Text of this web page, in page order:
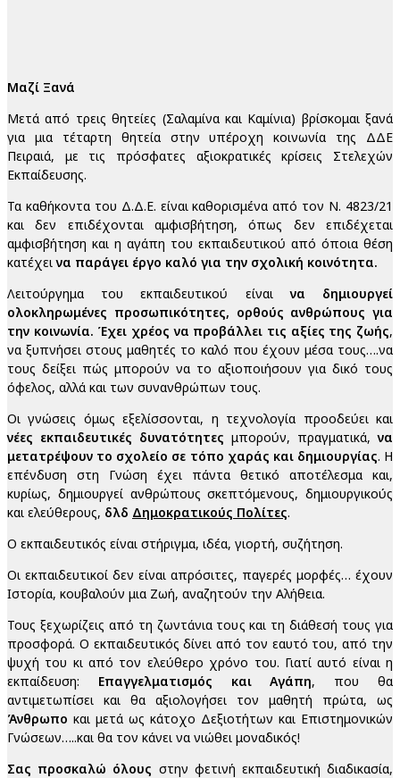
Μαζί Ξανά
Μετά από τρεις θητείες (Σαλαμίνα και Καμίνια) βρίσκομαι ξανά
για μια τέταρτη θητεία στην υπέροχη κοινωνία της ΔΔΕ
Πειραιά, με τις πρόσφατες αξιοκρατικές κρίσεις Στελεχών
Εκπαίδευσης.
Τα καθήκοντα του Δ.Δ.Ε. είναι καθορισμένα από τον Ν. 4823/21
και δεν επιδέχονται αμφισβήτηση, όπως δεν επιδέχεται
αμφισβήτηση και η αγάπη του εκπαιδευτικού από όποια θέση
κατέχεινα παράγει έργο καλό για την σχολική κοινότητα.
Λειτούργημα του εκπαιδευτικού είναινα δημιουργεί
ολοκληρωμένες προσωπικότητες, ορθούς ανθρώπους για
την κοινωνία. Έχει χρέος να προβάλλει τις αξίες της ζωής,
να ξυπνήσει στους μαθητές το καλό που έχουν μέσα τους….να
τους δείξει πώς μπορούν να το αξιοποιήσουν για δικό τους
όφελος, αλλά και των συνανθρώπων τους.
Οι γνώσεις όμως εξελίσσονται, η τεχνολογία προοδεύει και
νέες εκπαιδευτικές δυνατότητες μπορούν, πραγματικά,να
μετατρέψουν το σχολείο σε τόπο χαράς και δημιουργίας. Η
επένδυση στη Γνώση έχει πάντα θετικό αποτέλεσμα και,
κυρίως, δημιουργεί ανθρώπους σκεπτόμενους, δημιουργικούς
και ελεύθερους, δλδ Δημοκρατικούς Πολίτες.
Ο εκπαιδευτικός είναι στήριγμα, ιδέα, γιορτή, συζήτηση.
Οι εκπαιδευτικοί δεν είναι απρόσιτες, παγερές μορφές… έχουν
Ιστορία, κουβαλούν μια Ζωή, αναζητούν την Αλήθεια.
Τους ξεχωρίζεις από τη ζωντάνια τους και τη διάθεσή τους για
προσφορά. Ο εκπαιδευτικός δίνει από τον εαυτό του, από την
ψυχή του κι από τον ελεύθερο χρόνο του. Γιατί αυτό είναι η
εκπαίδευση: Επαγγελματισμός και Αγάπη, που θα
αντιμετωπίσει και θα αξιολογήσει τον μαθητή πρώτα, ως
Άνθρωπο και μετά ως κάτοχο Δεξιοτήτων και Επιστημονικών
Γνώσεων…..και θα τον κάνει να νιώθει μοναδικός!
Σας προσκαλώ όλους στην φετινή εκπαιδευτική διαδικασία,